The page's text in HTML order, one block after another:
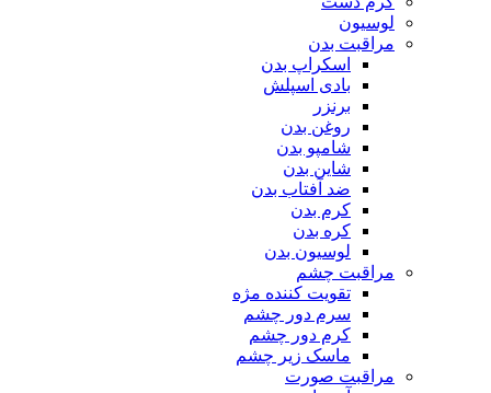
لوسیون
مراقبت بدن
اسکراپ بدن
بادی اسپلش
برنزر
روغن بدن
شامپو بدن
شاین بدن
ضد آفتاب بدن
کرم بدن
کره بدن
لوسیون بدن
مراقبت چشم
تقویت کننده مژه
سرم دور چشم
کرم دور چشم
ماسک زیر چشم
مراقبت صورت